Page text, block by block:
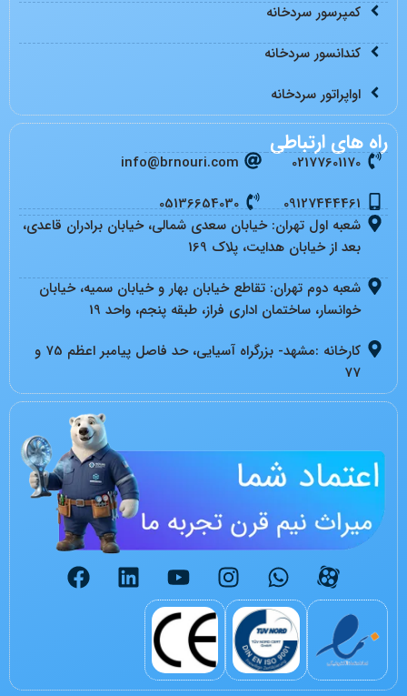
کمپرسور سردخانه
کندانسور سردخانه
اواپراتور سردخانه
راه های ارتباطی
02177601170
09127444461
info@brnouri.com
05136654030
شعبه اول تهران: خیابان سعدی شمالی، خیابان برادران قاعدی،
بعد از خیابان هدایت، پلاک 169
شعبه دوم تهران: تقاطع خیابان بهار و خیابان سمیه، خیابان
خوانسار، ساختمان اداری فراز، طبقه پنجم، واحد 19
کارخانه :مشهد- بزرگراه آسیایی، حد فاصل پیامبر اعظم 75 و
77